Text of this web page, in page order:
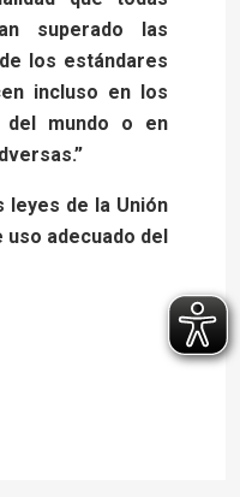
superado las
los estándares
incluso en los
del mundo o en
leyes de la Unión
uso adecuado del